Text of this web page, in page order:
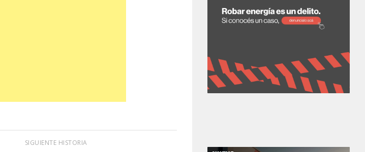
SIGUIENTE HISTORIA